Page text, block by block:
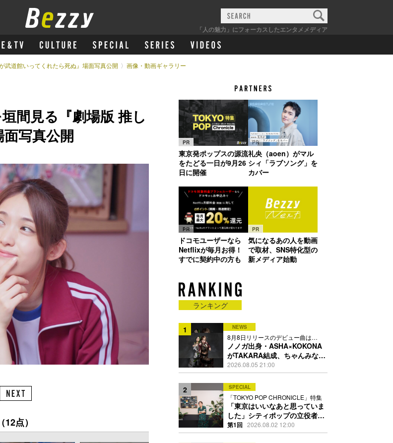
「人の魅力」にフォーカスしたエンタメメディア
武道館いってくれたら死ぬ』場面写真公開 画像・動画ギャラリー
間見る『劇場版 推し
写真公開
点）
PR
東京発ポップスの源流
をたどる一日が9月26
日に開催
PR
礼央（aoen）がマル
シィ「ラブソング」を
カバー
PR
ドコモユーザーなら
Netflixが毎月お得！
すでに契約中の方も
PR
気になるあの人を動画
で取材、SNS特化型の
新メディア始動
ランキング
1 NEWS
8月8日リリースのデビュー曲は
「Time is money」
ノノガ出身・ASHA×KOKONA
がTAKARA結成、ちゃんみな主
宰レーベル第2弾アーティスト
に
2026.08.05 21:00
2 SPECIAL
「TOKYO POP CHRONICLE」特集
「東京はいいなあと思っていま
した」シティポップの立役者・
伊藤銀次の名曲回想録
第1回 2026.08.02 12:00